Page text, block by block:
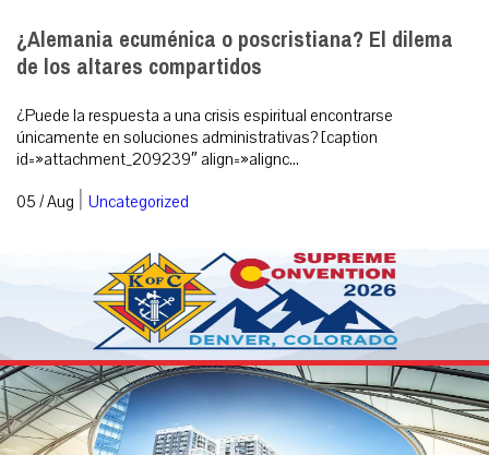
¿Alemania ecuménica o poscristiana? El dilema
de los altares compartidos
¿Puede la respuesta a una crisis espiritual encontrarse
únicamente en soluciones administrativas? [caption
id=»attachment_209239″ align=»alignc...
05 / Aug | Uncategorized